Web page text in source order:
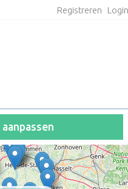
Registreren